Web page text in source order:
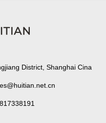
District, Shanghai Cina